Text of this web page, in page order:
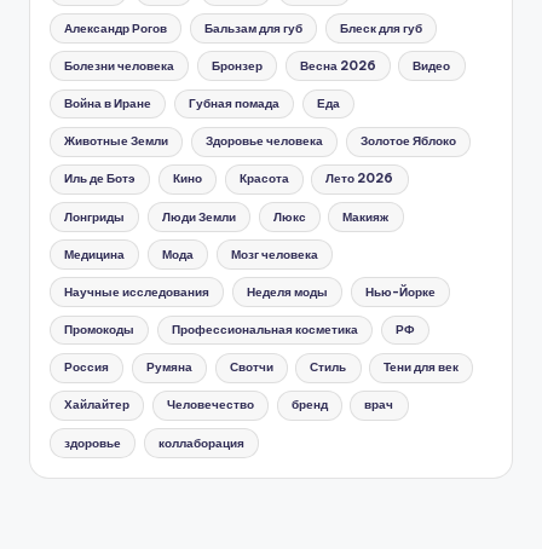
Александр Рогов Бальзам для губ Блеск для губ
Болезни человека Бронзер Весна 2026 Видео
Война в Иране Губная помада Еда
Животные Земли Здоровье человека Золотое Яблоко
Иль де Ботэ Кино Красота Лето 2026
Лонгриды Люди Земли Люкс Макияж
Медицина Мода Мозг человека
Научные исследования Неделя моды Нью-Йорке
Промокоды Профессиональная косметика РФ
Россия Румяна Свотчи Стиль Тени для век
Хайлайтер Человечество бренд врач
здоровье коллаборация